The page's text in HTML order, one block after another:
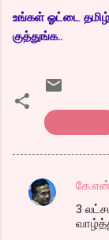
உங்கள் ஓட்டை
குத்துங்க..
C
3